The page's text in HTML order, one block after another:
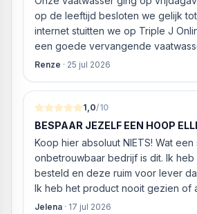
Starttijduitstel
Machine reiniging
Starten op afstand
Halve belading
SpeedPerfect+
Auto deur opening
Uitrusting afdruiprek Rackmatic 3-
MASSA GEWICHT
Hoogte 81,5 cm
Breedte 59,8 cm
Diepte 57,3 cm
Apparaatdieptedeur geopend 115cm
TECHNISCHE DATA
op de leeftijd besloten we gelijk
internet stuitten we op Triple J
een goede vervangende
werd. ‘s Ochtends even gebeld met de
geïnstalleerd kan worden. Dit
alleszins concurrente prijzen. De
medewerker gaf aan dat, als we
website gingen bestellen en
ging doen om ‘s middags nog te
bleken geen loze woorden: om
Neff vaatwasser geleverd en ver
Renze · 25 jul 2026
1,0/10
BESPAAR JEZELF EEN HOOP
HIER NIETS!
Koop hier absoluut NIETS! Wat
onbetrouwbaar bedrijf is dit. Ik
besteld en deze ruim voor lever
Ik heb het product nooit gezien of
weigeren ze gewoon om mijn geld
Jelena · 17 jul 2026